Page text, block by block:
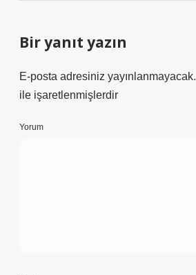
Bir yanıt yazın
E-posta adresiniz yayınlanmayacak.
ile işaretlenmişlerdir
Yorum